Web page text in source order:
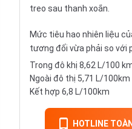
treo sau thanh xoắn.
Mức tiêu hao nhiên liệu
tương đối vừa phải so với
Trong đô khị 8,62 L/100
Ngoài đô thị 5,71 L/100km
Kết hợp 6,8 L/100km
HOTLINE